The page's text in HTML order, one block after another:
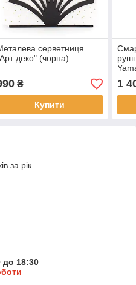
серветниця
деко" (чорна)
₴
Купити
1
за рік
до 18:30